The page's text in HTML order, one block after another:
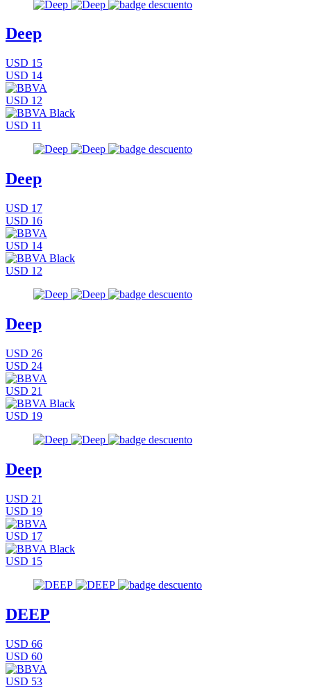
Deep
USD 15
USD 14
USD 12
USD 11
Deep
USD 17
USD 16
USD 14
USD 12
Deep
USD 26
USD 24
USD 21
USD 19
Deep
USD 21
USD 19
USD 17
USD 15
DEEP
USD 66
USD 60
USD 53